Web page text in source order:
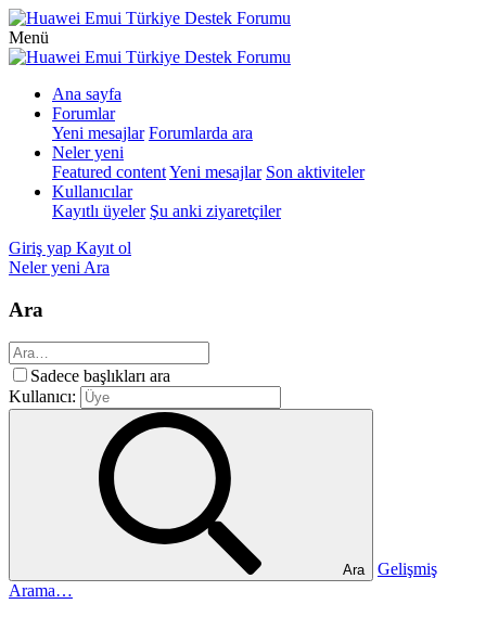
Menü
Ana sayfa
Forumlar
Yeni mesajlar Forumlarda ara
Neler yeni
Featured contentYeni mesajlar Son aktiviteler
Kullanıcılar
Kayıtlı üyeler Şu anki ziyaretçiler
Giriş yap Kayıt ol
Neler yeni Ara
Ara
Sadece başlıkları ara
Kullanıcı:
Ara
Gelişmiş
Arama…